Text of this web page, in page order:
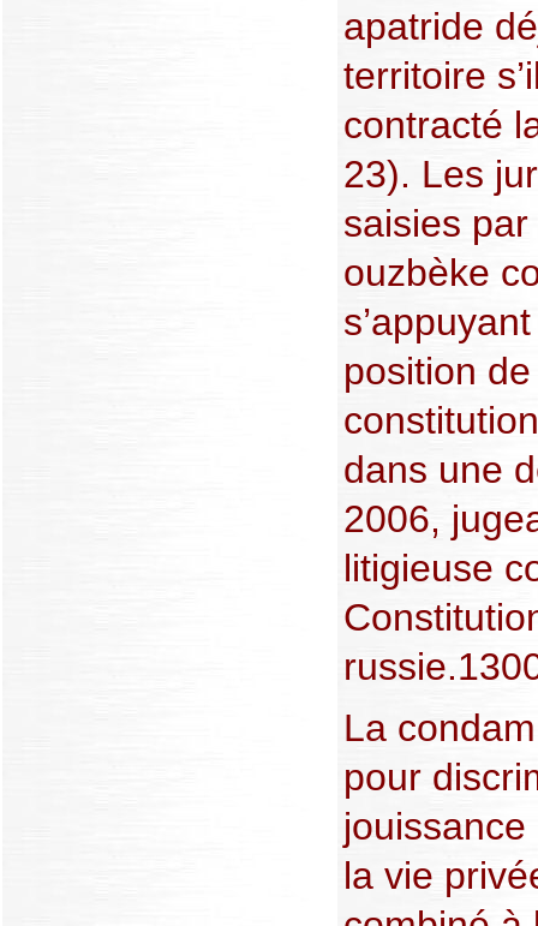
apatride
territoire
contracté
23). Les
saisies
ouzbèke
position
dans une
2006,
litigieuse
La
pour
la vie